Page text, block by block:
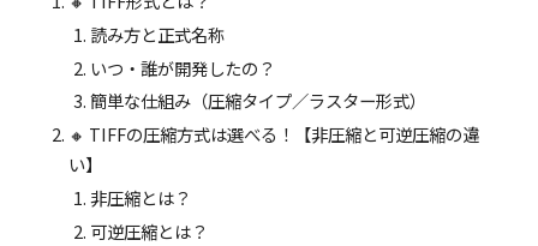
読み方と正式名称
いつ・誰が開発したの？
簡単な仕組み（圧縮タイプ／ラスター形式）
🔸 TIFFの圧縮方式は選べる！【非圧縮と可逆圧縮の違
い】
非圧縮とは？
可逆圧縮とは？